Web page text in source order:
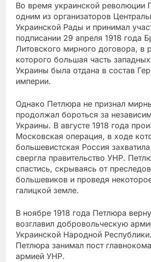
Во время украинской революции
одним из организаторов
Украинской Рады и принимал
подписании 29 апреля 1918 года
Литовского мирного договора, в
которого большая часть
Украины была отдана в состав
империи.
Однако Петлюра не признал
продолжал бороться за
Украины. В августе 1918 года
Московская операция, в ходе
большевистская Россия
свергла правительство УНР.
спастись, скрываясь от
большевиков и проведя
галицкой земле.
В ноябре 1918 года Петлюра
возглавил добровольческую
Украинской Народной
Петлюра занимал пост
армией УНР.